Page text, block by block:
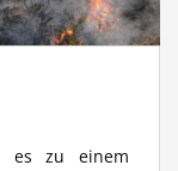
es zu einem